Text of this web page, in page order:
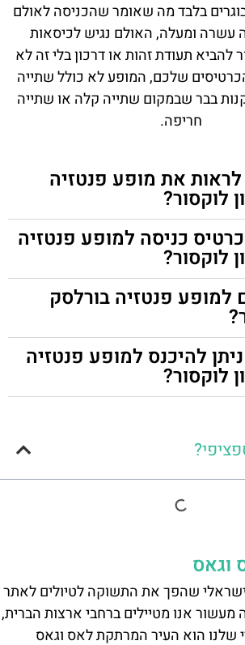
בלבד מה שאומר שהכניסה לאולם
עשרה ומעלה, האולם נגיש לכיסאות
להביא תעודת זהות או דרכון בלי זה לא
שלכם, המופע לא כולל שתייה
בבר שבמקום שתייה קלה או שתייה
חריפה.
את מופע פנטזיה
לוקסור?
כניסה למופע פנטזיה
לוקסור?
למופע פנטזיה בורלסק
להיכנס למופע פנטזיה
לוקסור?
וגאס
ישראלי שהפך את התשוקה לטיולים לאתר
אנו מטיילים ברחבי ארצות הברית,
שלנו הוא העיר המרתקת לאס וגאס